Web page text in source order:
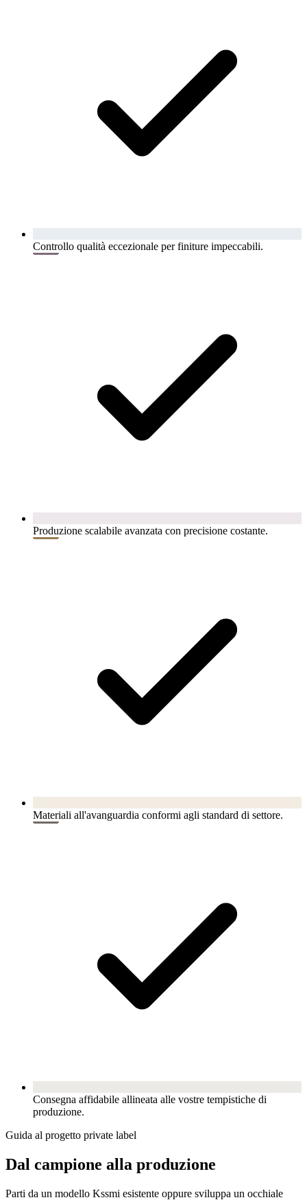
Controllo qualità eccezionale per finiture impeccabili.
Produzione scalabile avanzata con precisione costante.
Materiali all'avanguardia conformi agli standard di settore.
Consegna affidabile allineata alle vostre tempistiche di
produzione.
Guida al progetto private label
Dal campione alla produzione
Parti da un modello Kssmi esistente oppure sviluppa un occhiale